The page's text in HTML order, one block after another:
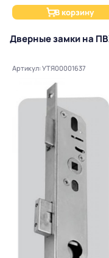
В корзину
Дверные замки на
Артикул: УТЯ00001637